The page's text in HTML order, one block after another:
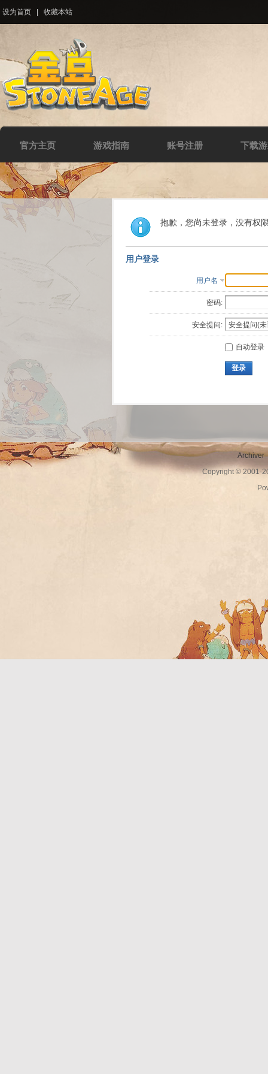
设为首页 收藏本站
官方主页 游戏指南 账号注册 下载
抱歉，您尚未登录，没有权
用户登录
用户名
密码:
安全提问:
自动登录
登录
Archiver
Copyright © 2001-